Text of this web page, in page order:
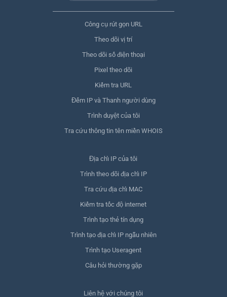
Công cụ rút gọn URL
Theo dõi vị trí
Theo dõi số điện thoại
Pixel theo dõi
Kiểm tra URL
Đếm IP và Thanh người dùng
Trình duyệt của tôi
Tra cứu thông tin tên miền WHOIS
Địa chỉ IP của tôi
Trình theo dõi địa chỉ IP
Tra cứu địa chỉ MAC
Kiểm tra tốc độ internet
Trình tạo thẻ tín dụng
Trình tạo địa chỉ IP ngẫu nhiên
Trình tạo Useragent
Câu hỏi thường gặp
Liên hệ với chúng tôi